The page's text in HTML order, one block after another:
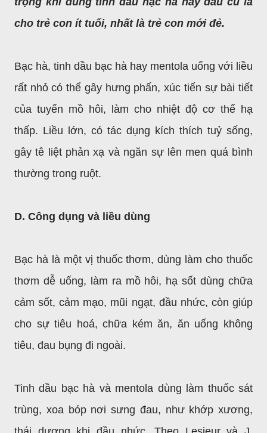
cho trẻ con ít tuổi, nhất là trẻ con mới đẻ.
Bạc hà, tinh dầu bạc hà hay mentola uống với liều
rất nhỏ có thể gây hưng phấn, xúc tiến sự bài tiết
của tuyến mồ hôi, làm cho nhiệt độ cơ thể hạ
thấp. Liều lớn, có tác dụng kích thích tuỷ sống,
gây tê liệt phản xạ và ngăn sự lên men quá bình
thường trong ruột.
D. Công dụng và liều dùng
Bạc hà là một vị thuốc thơm, dùng làm cho thuốc
thơm dễ uống, làm ra mồ hôi, hạ sốt dùng chữa
cảm sốt, cảm mạo, mũi ngạt, đầu nhức, còn giúp
cho sự tiêu hoá, chữa kém ăn, ăn uống không
tiêu, đau bụng đi ngoài.
Tinh dầu bạc hà và mentola dùng làm thuốc sát
trùng, xoa bóp nơi sưng đau, như khớp xương,